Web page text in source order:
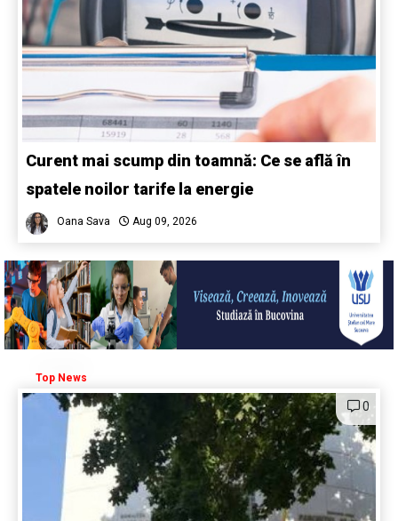
Curent mai scump din toamnă: Ce se află în
spatele noilor tarife la energie
Oana Sava Aug 09, 2026
Top News
0